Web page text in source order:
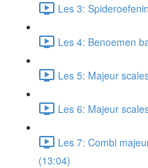
Les 3:
Les 4: Benoemen
Les 5: Majeur
Les 6: Majeur
Les 7: Combi
(13:04)